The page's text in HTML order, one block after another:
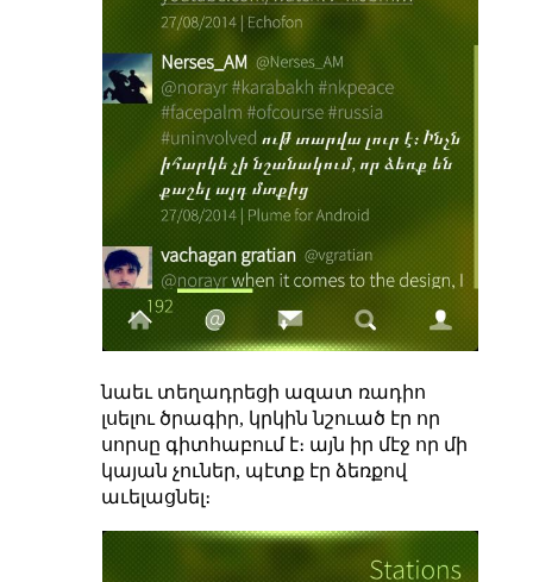
նաեւ տեղադրեցի ազատ ռադիո
լսելու ծրագիր, կրկին նշուած էր որ
սորսը գիտհաբում է։ այն իր մէջ որ մի
կայան չուներ, պէտք էր ձեռքով
աւելացնել։